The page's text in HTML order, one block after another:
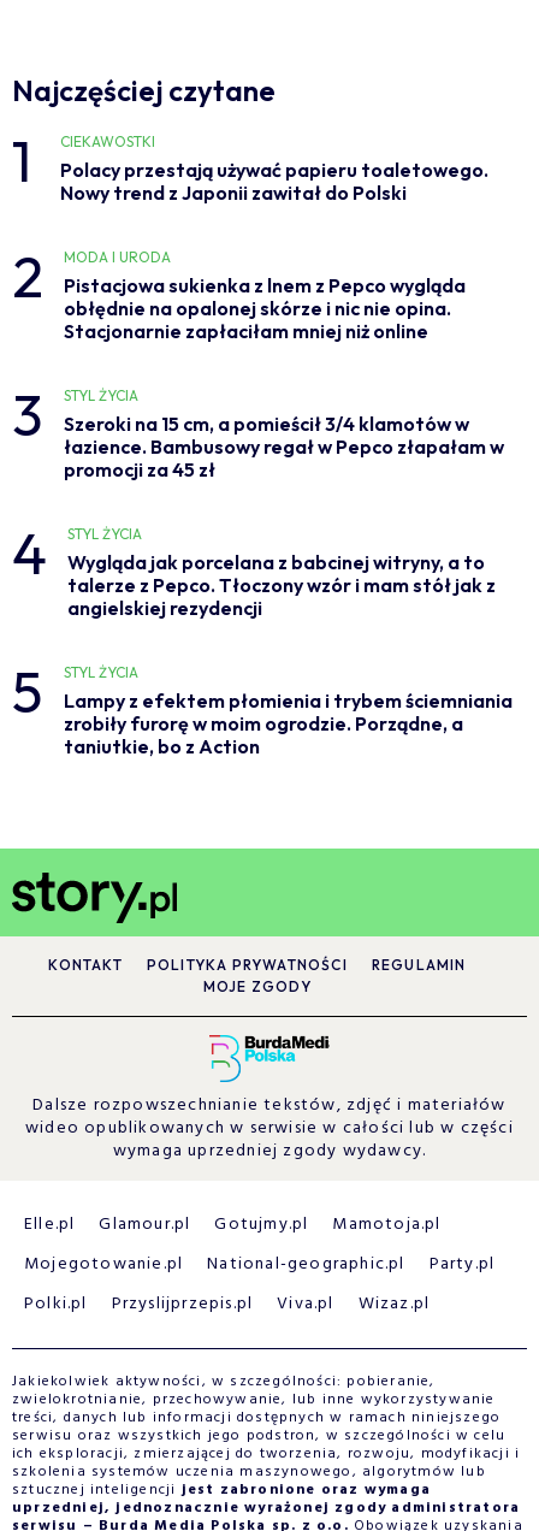
Najczęściej czytane
1 CIEKAWOSTKI
Polacy przestają używać papieru toaletowego.
Nowy trend z Japonii zawitał do Polski
2 MODA I URODA
Pistacjowa sukienka z lnem z Pepco wygląda
obłędnie na opalonej skórze i nic nie opina.
Stacjonarnie zapłaciłam mniej niż online
3 STYL ŻYCIA
Szeroki na 15 cm, a pomieścił 3/4 klamotów w
łazience. Bambusowy regał w Pepco złapałam w
promocji za 45 zł
4 STYL ŻYCIA
Wygląda jak porcelana z babcinej witryny, a to
talerze z Pepco. Tłoczony wzór i mam stół jak z
angielskiej rezydencji
5 STYL ŻYCIA
Lampy z efektem płomienia i trybem ściemniania
zrobiły furorę w moim ogrodzie. Porządne, a
taniutkie, bo z Action
KONTAKT POLITYKA PRYWATNOŚCI
REGULAMIN
MOJE ZGODY
Dalsze rozpowszechnianie tekstów, zdjęć i materiałów
wideo opublikowanych w serwisie w całości lub w części
wymaga uprzedniej zgody wydawcy.
Elle.pl Glamour.pl Gotujmy.pl
Mamotoja.pl
Mojegotowanie.pl
National-geographic.pl
Party.pl
Polki.pl
Przyslijprzepis.pl Viva.pl Wizaz.pl
Jakiekolwiek aktywności, w szczególności: pobieranie,
zwielokrotnianie, przechowywanie, lub inne wykorzystywanie
treści, danych lub informacji dostępnych w ramach niniejszego
serwisu oraz wszystkich jego podstron, w szczególności w celu
ich eksploracji, zmierzającej do tworzenia, rozwoju, modyfikacji i
szkolenia systemów uczenia maszynowego, algorytmów lub
sztucznej inteligencjijest zabronione oraz wymaga
uprzedniej, jednoznacznie wyrażonej zgody administratora